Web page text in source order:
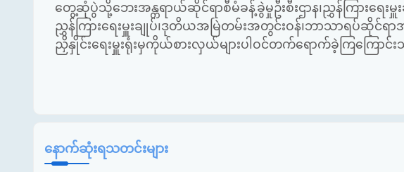
တွေ့ဆုံပွဲသို့ဘေးအန္တရာယ်ဆိုင်ရာစီမံခန့်ခွဲမှုဦးစီးဌာန၊ညွှန်ကြားရေးမှူ
ညွှန်ကြားရေးမှူးချုပ်၊ဒုတိယအမြဲတမ်းအတွင်းဝန်၊ဘာသာရပ်ဆိုင်ရာ
ညှိနှိုင်းရေးမှူးရုံးမှကိုယ်စားလှယ်များပါဝင်တက်ရောက်ခဲ့ကြကြောင်
နောက်ဆုံးရသတင်းများ